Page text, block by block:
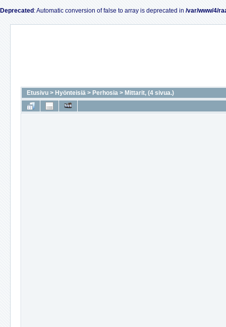
Deprecated : Automatic conversion of false to array is deprecated in /var/www/4/
Etusivu > Hyönteisiä > Perhosia > Mittarit, (4 sivua.)